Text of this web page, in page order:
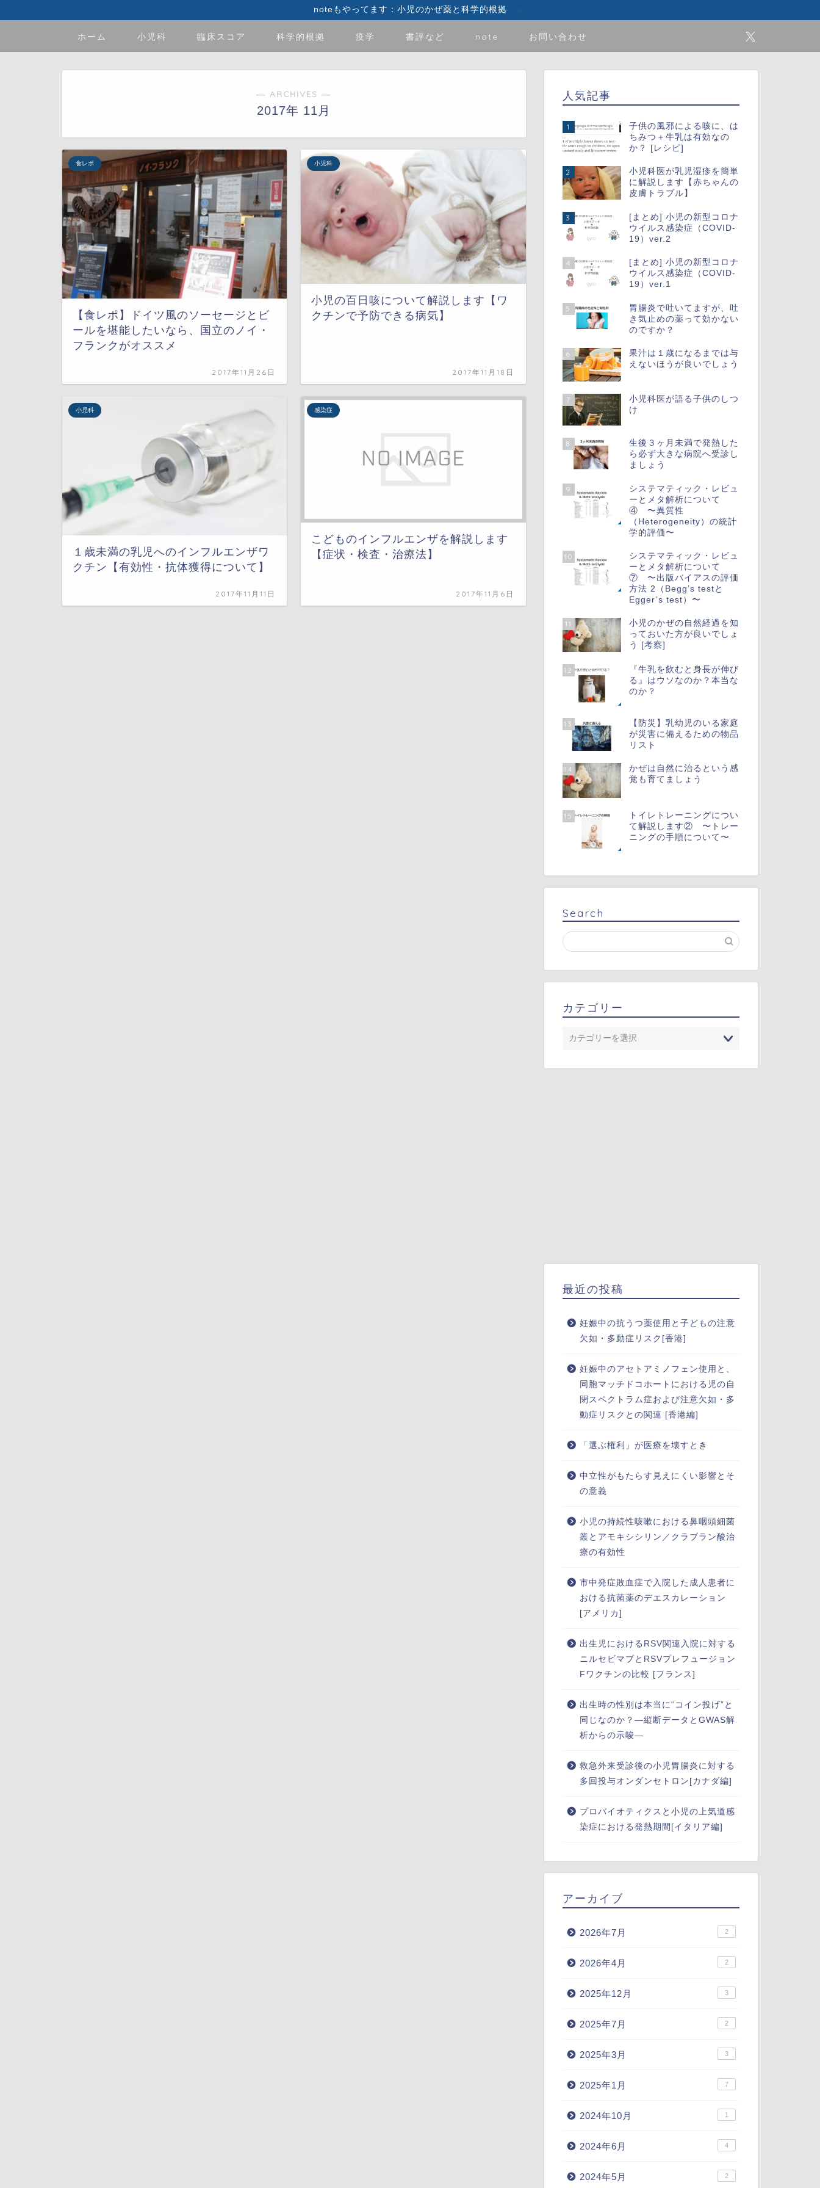
noteもやってます：小児のかぜ薬と科学的根拠
ホーム 小児科 臨床スコア 科学的根拠 疫学 書評など note お問い合わせ
― ARCHIVES ―
2017年 11月
食レポ
【食レポ】ドイツ風のソーセージとビ
ールを堪能したいなら、国立のノイ・
フランクがオススメ
2017年11月26日
小児科
小児の百日咳について解説します【ワ
クチンで予防できる病気】
2017年11月18日
小児科
１歳未満の乳児へのインフルエンザワ
クチン【有効性・抗体獲得について】
2017年11月11日
感染症
こどものインフルエンザを解説します
【症状・検査・治療法】
2017年11月6日
人気記事
1
子供の風邪による咳に、は
ちみつ＋牛乳は有効なの
か？ [レシピ]
2
小児科医が乳児湿疹を簡単
に解説します【赤ちゃんの
皮膚トラブル】
3
[まとめ] 小児の新型コロナ
ウイルス感染症（COVID-
19）ver.2
4
[まとめ] 小児の新型コロナ
ウイルス感染症（COVID-
19）ver.1
5
胃腸炎で吐いてますが、吐
き気止めの薬って効かない
のですか？
6
果汁は１歳になるまでは与
えないほうが良いでしょう
7
小児科医が語る子供のしつ
け
8
生後３ヶ月未満で発熱した
ら必ず大きな病院へ受診し
ましょう
9
システマティック・レビュ
ーとメタ解析について
④ 〜異質性
（Heterogeneity）の統計
学的評価〜
10
システマティック・レビュ
ーとメタ解析について
⑦ 〜出版バイアスの評価
方法 2（Begg’s testと
Egger’s test）〜
11
小児のかぜの自然経過を知
っておいた方が良いでしょ
う [考察]
12
『牛乳を飲むと身長が伸び
る』はウソなのか？本当な
のか？
13
【防災】乳幼児のいる家庭
が災害に備えるための物品
リスト
14
かぜは自然に治るという感
覚も育てましょう
15
トイレトレーニングについ
て解説します② 〜トレー
ニングの手順について〜
Search
カテゴリー
最近の投稿
妊娠中の抗うつ薬使用と子どもの注意
欠如・多動症リスク[香港]
妊娠中のアセトアミノフェン使用と、
同胞マッチドコホートにおける児の自
閉スペクトラム症および注意欠如・多
動症リスクとの関連 [香港編]
「選ぶ権利」が医療を壊すとき
中立性がもたらす見えにくい影響とそ
の意義
小児の持続性咳嗽における鼻咽頭細菌
叢とアモキシシリン／クラブラン酸治
療の有効性
市中発症敗血症で入院した成人患者に
おける抗菌薬のデエスカレーション
[アメリカ]
出生児におけるRSV関連入院に対する
ニルセビマブとRSVプレフュージョン
Fワクチンの比較 [フランス]
出生時の性別は本当に“コイン投げ”と
同じなのか？―縦断データとGWAS解
析からの示唆―
救急外来受診後の小児胃腸炎に対する
多回投与オンダンセトロン[カナダ編]
プロバイオティクスと小児の上気道感
染症における発熱期間[イタリア編]
アーカイブ
2026年7月 2
2026年4月 2
2025年12月 3
2025年7月 2
2025年3月 3
2025年1月 7
2024年10月 1
2024年6月 4
2024年5月 2